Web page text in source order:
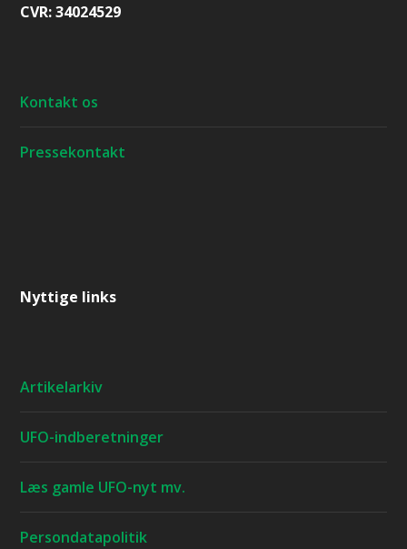
CVR: 34024529
Kontakt os
Pressekontakt
Nyttige links
Artikelarkiv
UFO-indberetninger
Læs gamle UFO-nyt mv.
Persondatapolitik